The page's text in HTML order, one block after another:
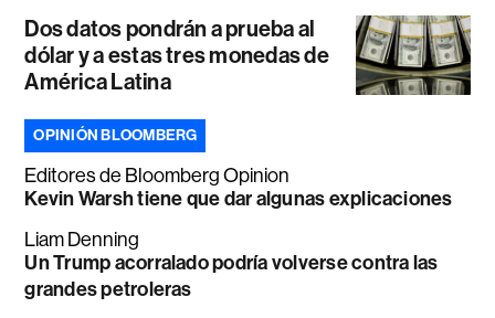
Dos datos pondrán a prueba al
dólar y a estas tres monedas de
América Latina
OPINIÓN BLOOMBERG
Editores de Bloomberg Opinion
Kevin Warsh tiene que dar algunas explicaciones
Liam Denning
Un Trump acorralado podría volverse contra las
grandes petroleras